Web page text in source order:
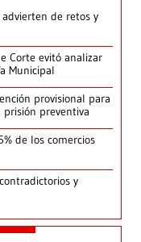
de retos y
Corte evitó analizar
Municipal
provisional para
preventiva
de los comercios
y